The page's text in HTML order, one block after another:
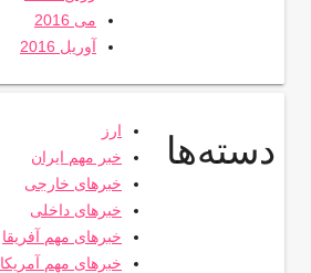
می 2016
آوریل 2016
دسته‌ها
ارز
خبر مهم ایران
خبرهای خارجی
خبرهای داخلی
خبرهای مهم آفریقا
خبرهای مهم آمریکا